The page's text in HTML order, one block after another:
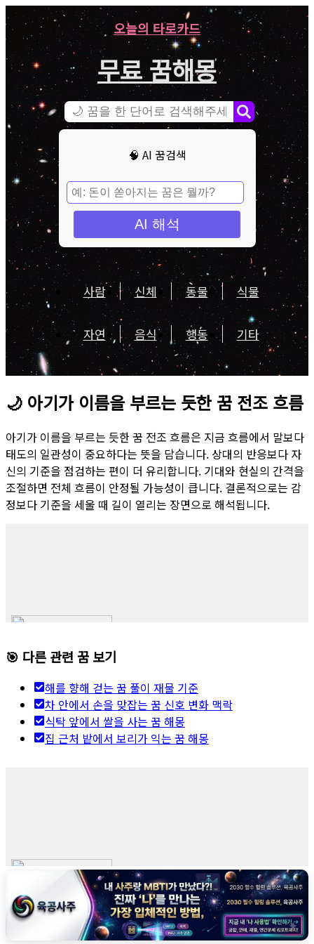
오늘의 타로카드
무료 꿈해몽
🧠 AI 꿈검색
AI 해석
사람 신체 동물 식물
자연 음식 행동 기타
🌙 아기가 이름을 부르는 듯한 꿈 전조 흐름
아기가 이름을 부르는 듯한 꿈 전조 흐름은 지금 흐름에서 말보다
태도의 일관성이 중요하다는 뜻을 담습니다. 상대의 반응보다 자
신의 기준을 점검하는 편이 더 유리합니다. 기대와 현실의 간격을
조절하면 전체 흐름이 안정될 가능성이 큽니다. 결론적으로는 감
정보다 기준을 세울 때 길이 열리는 장면으로 해석됩니다.
🎯 다른 관련 꿈 보기
해를 향해 걷는 꿈 풀이 재물 기준
차 안에서 손을 맞잡는 꿈 신호 변화 맥락
식탁 앞에서 쌀을 사는 꿈 해몽
집 근처 밭에서 보리가 익는 꿈 해몽